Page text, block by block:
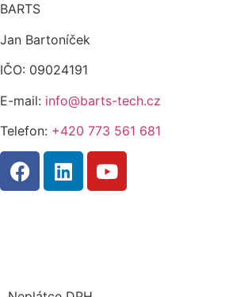
BARTS
Jan Bartoníček
IČO: 09024191
E-mail: info@barts-tech.cz
Telefon: +420 773 561 681